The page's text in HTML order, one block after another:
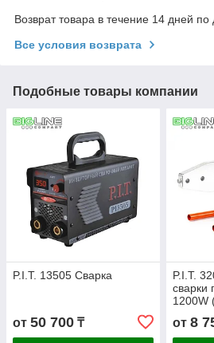
Возврат товара в течение 14 дней по
Все условия возврата
Подобные товары компании
P.I.T. 13505 Сварка
от 50 700 ₸
P.I.T.
сварки
1200W
от 8